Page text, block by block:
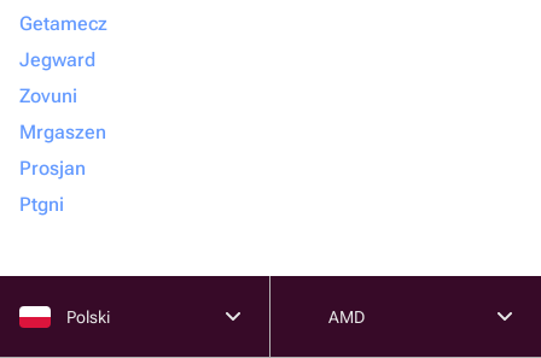
Getamecz
Jegward
Zovuni
Mrgaszen
Prosjan
Ptgni
Polski AMD